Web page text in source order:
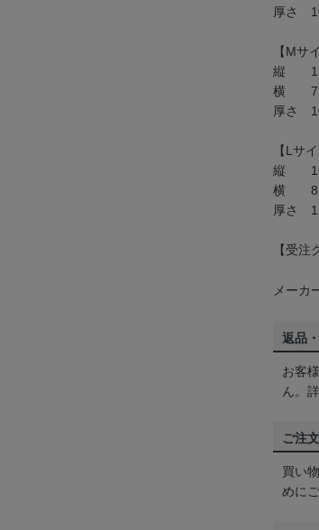
厚さ
【Mサ
縦
横
厚さ
【Lサイ
縦
横
厚さ
【受注
メーカ
返品
お客
ん。
ご注
買い
めに